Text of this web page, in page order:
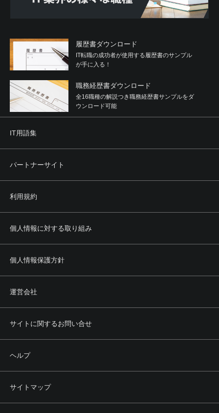
履歴書ダウンロード
IT転職の成功者が使用する履歴書のサンプル
が手に入る！
職務経歴書ダウンロード
全16職種の解説つき職務経歴書サンプルをダ
ウンロード可能
IT用語集
パートナーサイト
利用規約
個人情報に対する取り組み
個人情報保護方針
運営会社
サイトに関するお問い合せ
ヘルプ
サイトマップ